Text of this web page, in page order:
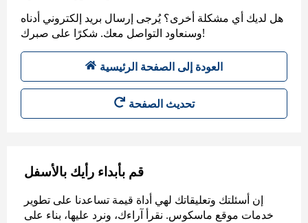
هل لديك أي مشكلة أخرى؟ يُرجى إرسال بريد إلكتروني أدناه
وسنعاود التواصل معك. شكرًا على صبرك!
العودة إلى الصفحة الرئيسية
تحديث الصفحة
قم بأبداء رأيك بالأسفل
إن أسئلتك وتعليقاتك لهي أداة قيمة تساعدنا على تطوير
خدمات موقع ماسكوس. نقرأ آراءك، ونرد عليها، بناء على